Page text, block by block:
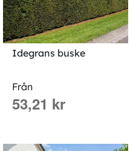
Idegrans buske
Från
53,21 kr